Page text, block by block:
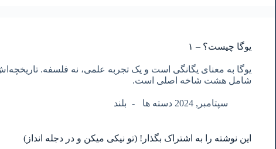
یوگا چیست؟ – ١
یوگا به معنای یگانگی است و یک تجربه علمی، نه فلسفه.
شامل هشت شاخه اصلی است.
سپتامبر, 2024 دسته ها بلند
این نوشته را به اشتراک بگذار! (تو نیکی میکن و در دجله انداز)